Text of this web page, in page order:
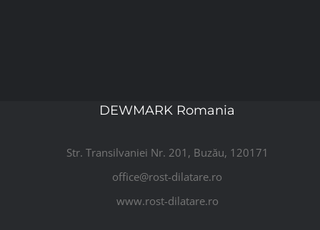
DEWMARK Romania
Str. Transilvaniei Nr. 201, Buzău, 120171
office@rost-dilatare.ro
www.rost-dilatare.ro